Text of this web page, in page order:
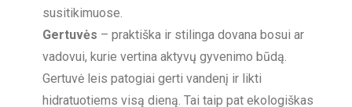
susitikimuose.
Gertuvės – praktiška ir stilinga dovana bosui ar
vadovui, kurie vertina aktyvų gyvenimo būdą.
Gertuvė leis patogiai gerti vandenį ir likti
hidratuotiems visą dieną. Tai taip pat ekologiškas